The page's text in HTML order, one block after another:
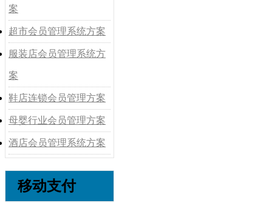
案
超市会员管理系统方案
服装店会员管理系统方
案
鞋店连锁会员管理方案
母婴行业会员管理方案
酒店会员管理系统方案
移动支付